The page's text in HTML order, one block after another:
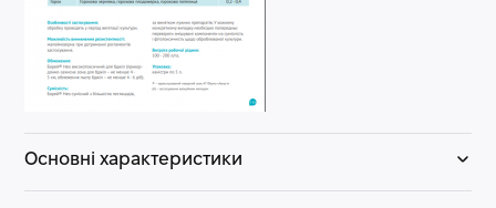
Основні характеристики